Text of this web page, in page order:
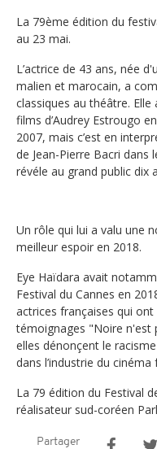
La 79ème édition du
au 23 mai.
L’actrice de 43 ans, née
malien et marocain, a
classiques au théâtre.
films d’Audrey Estrougo
2007, mais c’est en
de Jean-Pierre Bacri dans
révéle au grand public dix
Un rôle qui lui a valu une
meilleur espoir en 2018.
Eye Haïdara avait
Festival du Cannes en
actrices françaises qui
témoignages "Noire n'est
elles dénonçent le
dans l’industrie du cinéma
La 79 édition du Festival
réalisateur sud-coréen
Partager